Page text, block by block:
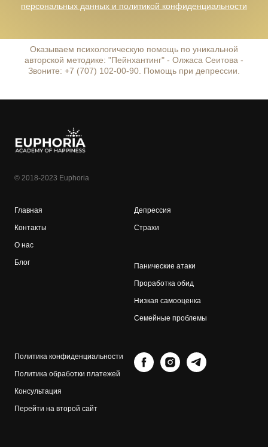
персональных данных и политикой конфиденциальности
Оказываем психологическую помощь по уникальной
авторской методике: "Пейнхантинг" - Олжаса Сеитова -
Звоните: +7 (707) 102-00-90. Помощь при депрессии.
© 2018-2023 Euphoria
Главная
Контакты
О нас
Блог
Депрессия
Страхи
Панические атаки
Проработка обид
Низкая самооценка
Семейные проблемы
Политика конфиденциальности
Политика обработки платежей
Консультация
Перейти на второй сайт